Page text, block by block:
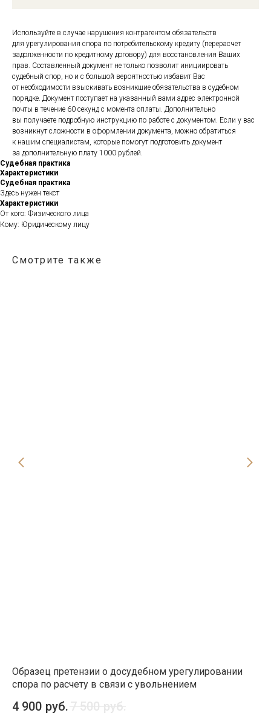
Используйте в случае нарушения контрагентом обязательств
для урегулирования спора по потребительскому кредиту (перерасчет
задолженности по кредитному договору) для восстановления Ваших
прав. Составленный документ не только позволит инициировать
судебный спор, но и с большой вероятностью избавит Вас
от необходимости взыскивать возникшие обязательства в судебном
порядке. Документ поступает на указанный вами адрес электронной
почты в течение 60 секунд с момента оплаты. Дополнительно
вы получаете подробную инструкцию по работе с документом. Если у вас
возникнут сложности в оформлении документа, можно обратиться
к нашим специалистам, которые помогут подготовить документ
за дополнительную плату 1000 рублей.
Судебная практика
Характеристики
Судебная практика
Здесь нужен текст
Характеристики
От кого: Физического лица
Кому: Юридическому лицу
Смотрите также
Образец претензии о досудебном урегулировании
спора по расчету в связи с увольнением
4 900 руб.